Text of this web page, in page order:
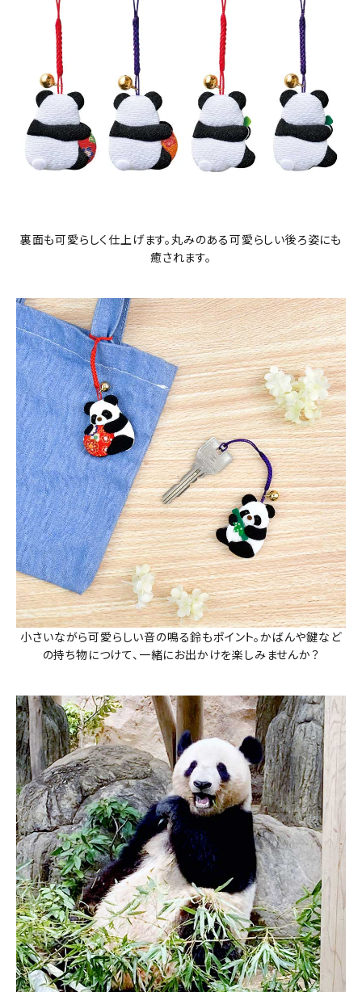
裏面も可愛らしく仕上げます。丸みのある可愛らしい後ろ姿にも
癒されます。
小さいながら可愛らしい音の鳴る鈴もポイント。かばんや鍵など
の持ち物につけて、一緒にお出かけを楽しみませんか？